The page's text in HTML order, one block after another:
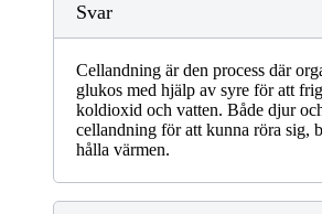
Svar
Cellandning är den process där
glukos med hjälp av syre för att
koldioxid och vatten. Både djur
cellandning för att kunna röra sig,
hålla värmen.